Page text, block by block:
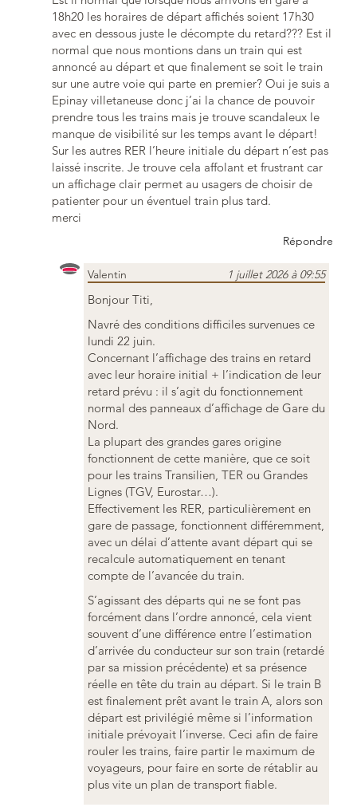
18h20 les horaires de départ affichés soient 17h30
avec en dessous juste le décompte du retard??? Est il
normal que nous montions dans un train qui est
annoncé au départ et que finalement se soit le train
sur une autre voie qui parte en premier? Oui je suis a
Epinay villetaneuse donc j’ai la chance de pouvoir
prendre tous les trains mais je trouve scandaleux le
manque de visibilité sur les temps avant le départ!
Sur les autres RER l’heure initiale du départ n’est pas
laissé inscrite. Je trouve cela affolant et frustrant car
un affichage clair permet au usagers de choisir de
patienter pour un éventuel train plus tard.
merci
Répondre
Valentin 1 juillet 2026 à 09:55
Bonjour Titi,
Navré des conditions difficiles survenues ce
lundi 22 juin.
Concernant l’affichage des trains en retard
avec leur horaire initial + l’indication de leur
retard prévu : il s’agit du fonctionnement
normal des panneaux d’affichage de Gare du
Nord.
La plupart des grandes gares origine
fonctionnent de cette manière, que ce soit
pour les trains Transilien, TER ou Grandes
Lignes (TGV, Eurostar…).
Effectivement les RER, particulièrement en
gare de passage, fonctionnent différemment,
avec un délai d’attente avant départ qui se
recalcule automatiquement en tenant
compte de l’avancée du train.
S’agissant des départs qui ne se font pas
forcément dans l’ordre annoncé, cela vient
souvent d’une différence entre l’estimation
d’arrivée du conducteur sur son train (retardé
par sa mission précédente) et sa présence
réelle en tête du train au départ. Si le train B
est finalement prêt avant le train A, alors son
départ est privilégié même si l’information
initiale prévoyait l’inverse. Ceci afin de faire
rouler les trains, faire partir le maximum de
voyageurs, pour faire en sorte de rétablir au
plus vite un plan de transport fiable.